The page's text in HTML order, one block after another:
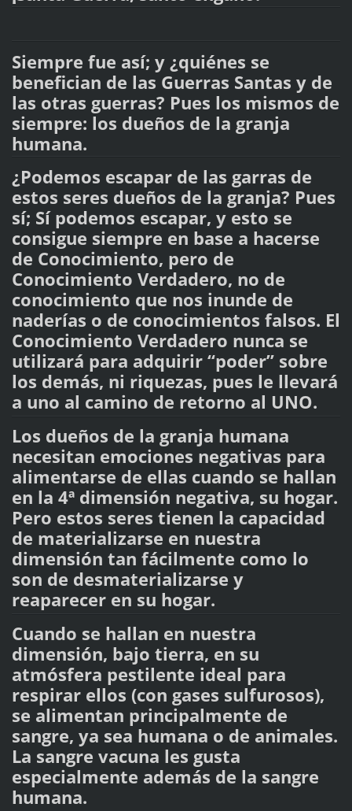
Siempre fue así; y ¿quiénes se
benefician de las Guerras Santas y de
las otras guerras? Pues los mismos de
siempre: los dueños de la granja
humana.
¿Podemos escapar de las garras de
estos seres dueños de la granja? Pues
sí; Sí podemos escapar, y esto se
consigue siempre en base a hacerse
de Conocimiento, pero de
Conocimiento Verdadero, no de
conocimiento que nos inunde de
naderías o de conocimientos falsos. El
Conocimiento Verdadero nunca se
utilizará para adquirir “poder” sobre
los demás, ni riquezas, pues le llevará
a uno al camino de retorno al UNO.
Los dueños de la granja humana
necesitan emociones negativas para
alimentarse de ellas cuando se hallan
en la 4ª dimensión negativa, su hogar.
Pero estos seres tienen la capacidad
de materializarse en nuestra
dimensión tan fácilmente como lo
son de desmaterializarse y
reaparecer en su hogar.
Cuando se hallan en nuestra
dimensión, bajo tierra, en su
atmósfera pestilente ideal para
respirar ellos (con gases sulfurosos),
se alimentan principalmente de
sangre, ya sea humana o de animales.
La sangre vacuna les gusta
especialmente además de la sangre
humana.